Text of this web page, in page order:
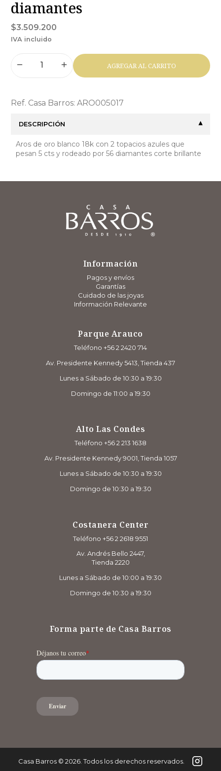
diamantes
$3.509.200
IVA incluido
AGREGAR AL CARRITO
Ref. Casa Barros: ARO005017
DESCRIPCIÓN
Aros de oro blanco 18k con 2 topacios azules que
pesan 5 cts y rodeado por 56 diamantes corte brillante
Información
Pagos y envíos
Garantías
Cuidado de las joyas
Información Relevante
Parque Arauco
Teléfono +56 2 2420 714
Av. Presidente Kennedy 5413, Tienda 437
Lunes a Sábado de 10:30 a 19:30
Domingo de 11:00 a 19:30
Alto Las Condes
Teléfono +56 2 213 1638
Av. Presidente Kennedy 9001, Tienda 1057
Lunes a Sábado de 10:30 a 19:30
Domingo de 10:30 a 19:30
Costanera Center
Teléfono +56 2 2618 9551
Av. Andrés Bello 2447,
Tienda 2220
Lunes a Sábado de 10:00 a 19:30
Domingo de 10:30 a 19:30
Forma parte de Casa Barros
Casa Barros© 2026. Todos los derechos reservados.